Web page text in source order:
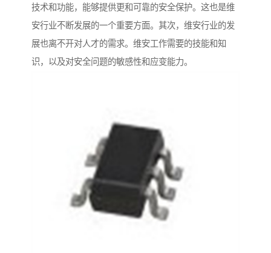
技术和功能，能够提供更和可靠的安全保护。这也是维
安行业不断发展的一个重要方面。其次，维安行业的发
展也离不开对人才的需求。维安工作需要的技能和知
识，以及对安全问题的敏感性和应变能力。